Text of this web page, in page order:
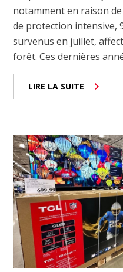
notamment en raison
de protection intensive,
survenus en juillet,
forêt. Ces dernières
LIRE LA SUITE